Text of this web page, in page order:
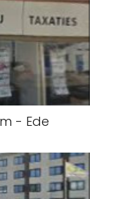
- Ede